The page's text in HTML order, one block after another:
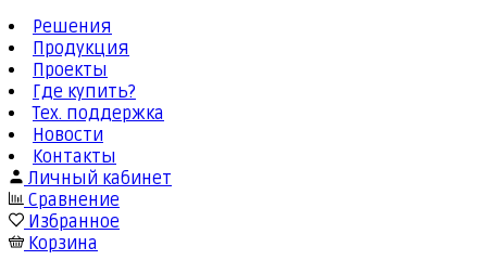
Решения
Продукция
Проекты
Где купить?
Тех. поддержка
Новости
Контакты
Личный кабинет
Сравнение
Избранное
Корзина